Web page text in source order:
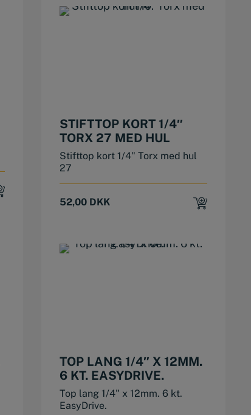
STIFTTOP KORT 1/4″
TORX 27 MED HUL
Stifttop kort 1/4" Torx med hul
27
52,00 DKK
TOP LANG 1/4″ X 12MM.
6 KT. EASYDRIVE.
Top lang 1/4" x 12mm. 6 kt.
EasyDrive.